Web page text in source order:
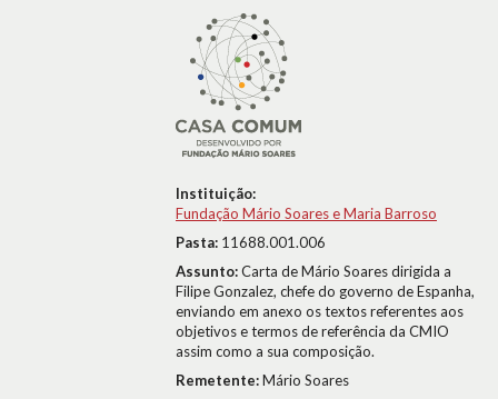
Instituição:
Fundação Mário Soares e Maria Barroso
Pasta: 11688.001.006
Assunto:Carta de Mário Soares dirigida a
Filipe Gonzalez, chefe do governo de Espanha,
enviando em anexo os textos referentes aos
objetivos e termos de referência da CMIO
assim como a sua composição.
Remetente:Mário Soares